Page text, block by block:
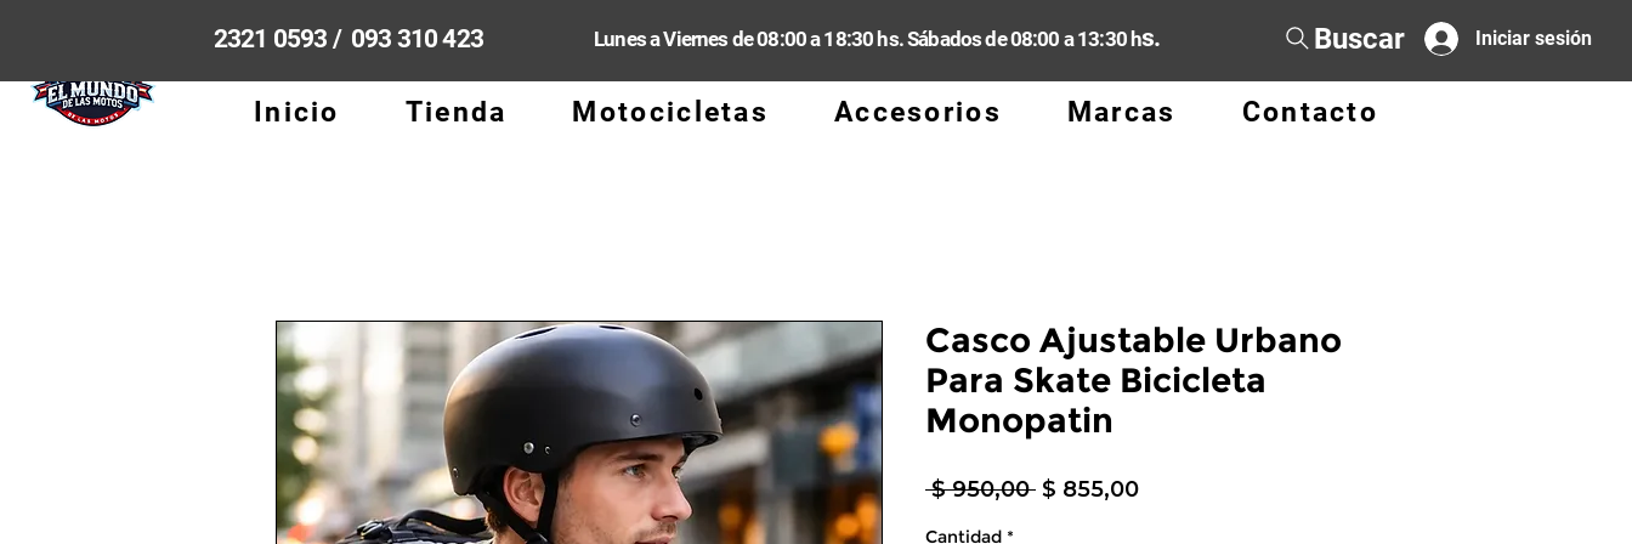
2321 0593 / 093 310 423 Lunes a Viernes de 08:00 a 18:30 hs. Sábados de 08:00 a 13:30 hs. Buscar Iniciar sesión
Inicio Tienda Motocicletas Accesorios Marcas Contacto
Casco Ajustable Urbano
Para Skate Bicicleta
Monopatin
$ 950,00 Precio
$ 855,00Precio
Cantidad *